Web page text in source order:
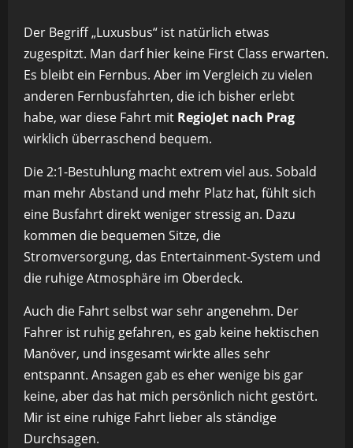
Der Begriff „Luxusbus“ ist natürlich etwas
zugespitzt. Man darf hier keine First Class erwarten.
Es bleibt ein Fernbus. Aber im Vergleich zu vielen
anderen Fernbusfahrten, die ich bisher erlebt
habe, war diese Fahrt mit RegioJet nach Prag
wirklich überraschend bequem.
Die 2:1-Bestuhlung macht extrem viel aus. Sobald
man mehr Abstand und mehr Platz hat, fühlt sich
eine Busfahrt direkt weniger stressig an. Dazu
kommen die bequemen Sitze, die
Stromversorgung, das Entertainment-System und
die ruhige Atmosphäre im Oberdeck.
Auch die Fahrt selbst war sehr angenehm. Der
Fahrer ist ruhig gefahren, es gab keine hektischen
Manöver, und insgesamt wirkte alles sehr
entspannt. Ansagen gab es eher wenige bis gar
keine, aber das hat mich persönlich nicht gestört.
Mir ist eine ruhige Fahrt lieber als ständige
Durchsagen.